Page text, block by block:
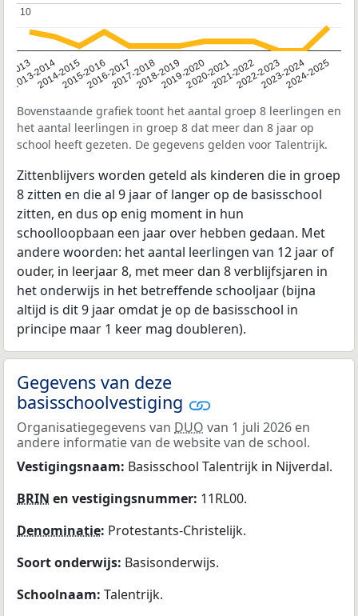
2013
2013-2014
2014-20152015-20162016-20172017-20182018-20192019-20202020-20212021-20222022-20232023-20242024-2025
10
10
Bovenstaande grafiek toont het aantal groep 8 leerlingen en
het aantal leerlingen in groep 8 dat meer dan 8 jaar op
school heeft gezeten. De gegevens gelden voor Talentrijk.
Zittenblijvers worden geteld als kinderen die in groep
8 zitten en die al 9 jaar of langer op de basisschool
zitten, en dus op enig moment in hun
schoolloopbaan een jaar over hebben gedaan. Met
andere woorden: het aantal leerlingen van 12 jaar of
ouder, in leerjaar 8, met meer dan 8 verblijfsjaren in
het onderwijs in het betreffende schooljaar (bijna
altijd is dit 9 jaar omdat je op de basisschool in
principe maar 1 keer mag doubleren).
Gegevens van deze
basisschoolvestiging
Organisatiegegevens van DUO van 1 juli 2026 en
andere informatie van de website van de school.
Vestigingsnaam: Basisschool Talentrijk in Nijverdal.
BRIN en vestigingsnummer: 11RL00.
Denominatie: Protestants-Christelijk.
Soort onderwijs: Basisonderwijs.
Schoolnaam: Talentrijk.